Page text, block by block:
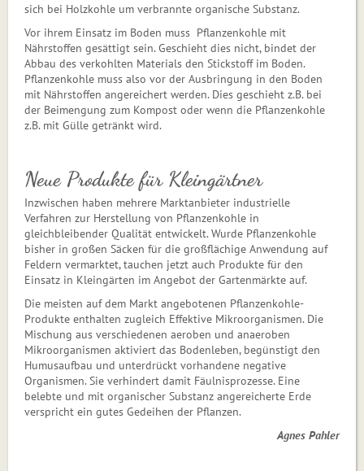
sich bei Holzkohle um verbrannte organische Substanz.
Vor ihrem Einsatz im Boden muss Pflanzenkohle mit
Nährstoffen gesättigt sein. Geschieht dies nicht, bindet der
Abbau des verkohlten Materials den Stickstoff im Boden.
Pflanzenkohle muss also vor der Ausbringung in den Boden
mit Nährstoffen angereichert werden. Dies geschieht z.B. bei
der Beimengung zum Kompost oder wenn die Pflanzenkohle
z.B. mit Gülle getränkt wird.
Neue Produkte für Kleingärtner
Inzwischen haben mehrere Marktanbieter industrielle
Verfahren zur Herstellung von Pflanzenkohle in
gleichbleibender Qualität entwickelt. Wurde Pflanzenkohle
bisher in großen Säcken für die großflächige Anwendung auf
Feldern vermarktet, tauchen jetzt auch Produkte für den
Einsatz in Kleingärten im Angebot der Gartenmärkte auf.
Die meisten auf dem Markt angebotenen Pflanzenkohle-
Produkte enthalten zugleich Effektive Mikroorganismen. Die
Mischung aus verschiedenen aeroben und anaeroben
Mikroorganismen aktiviert das Bodenleben, begünstigt den
Humusaufbau und unterdrückt vorhandene negative
Organismen. Sie verhindert damit Fäulnisprozesse. Eine
belebte und mit organischer Substanz angereicherte Erde
verspricht ein gutes Gedeihen der Pflanzen.
Agnes Pahler